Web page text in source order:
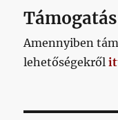
Támogatás
Amennyiben
lehetőségekről